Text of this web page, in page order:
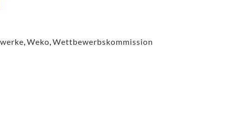
,Weko,Wettbewerbskommission